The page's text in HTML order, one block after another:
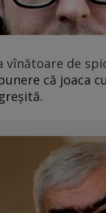
vînătoare de
că joaca